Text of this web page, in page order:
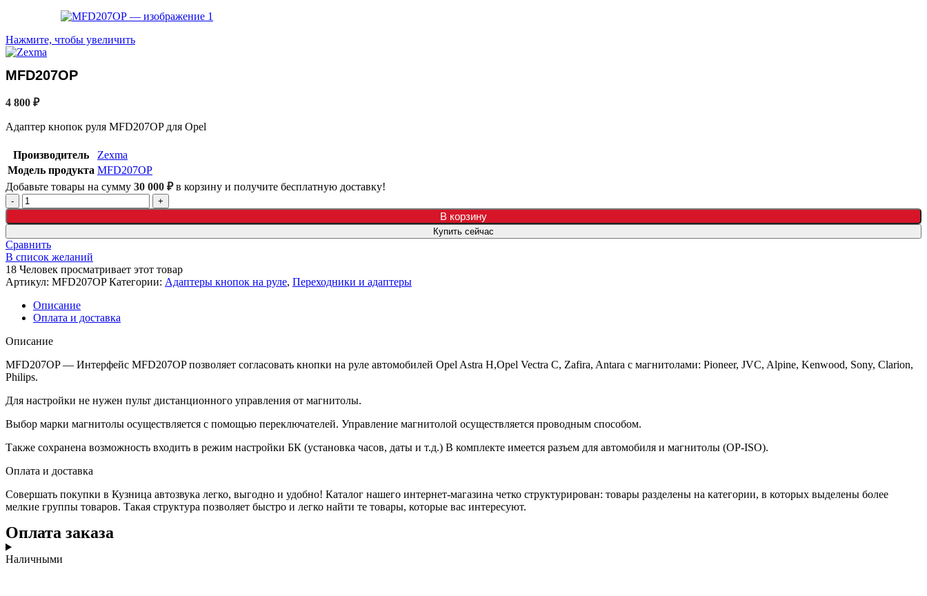
Нажмите, чтобы увеличить
MFD207OP
4 800 ₽
Адаптер кнопок руля MFD207OP для Opel
Производитель
Zexma
Модель продукта MFD207OP
Добавьте товары на сумму 30 000 ₽в корзину и получите бесплатную доставку!
В корзину
Купить сейчас
Сравнить
В список желаний
18 Человек просматривает этот товар
Артикул: MFD207OPКатегории: Адаптеры кнопок на руле, Переходники и адаптеры
Описание
Оплата и доставка
Описание
MFD207OP — Интерфейс MFD207OP позволяет согласовать кнопки на руле автомобилей Opel Astra H,Opel Vectra C, Zafira, Antara с магнитолами: Pioneer, JVC, Alpine, Kenwood, Sony, Clarion,
Philips.
Для настройки не нужен пульт дистанционного управления от магнитолы.
Выбор марки магнитолы осуществляется с помощью переключателей. Управление магнитолой осуществляется проводным способом.
Также сохранена возможность входить в режим настройки БК (установка часов, даты и т.д.) В комплекте имеется разъем для автомобиля и магнитолы (OP-ISO).
Оплата и доставка
Совершать покупки в Кузница автозвука легко, выгодно и удобно! Каталог нашего интернет-магазина четко структурирован: товары разделены на категории, в которых выделены более
мелкие группы товаров. Такая структура позволяет быстро и легко найти те товары, которые вас интересуют.
Оплата заказа
Наличными